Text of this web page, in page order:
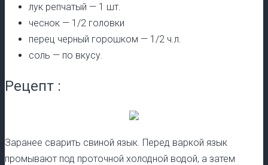
лук репчатый — 1 шт.
чеснок — 1/2 головки
перец черный горошком — 1/2 ч.л.
соль — по вкусу.
Рецепт :
Заранее сварить свиной язык. Перед варкой язык
промывают под проточной холодной водой, а затем